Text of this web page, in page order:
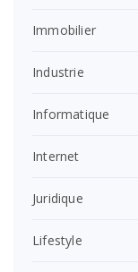
Immobilier
Industrie
Informatique
Internet
Juridique
Lifestyle